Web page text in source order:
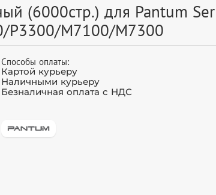
(6000стр.) для Pantum
P3300/M7100/M7300
Способы оплаты:
Картой курьеру
Наличными курьеру
Безналичная оплата с НДС